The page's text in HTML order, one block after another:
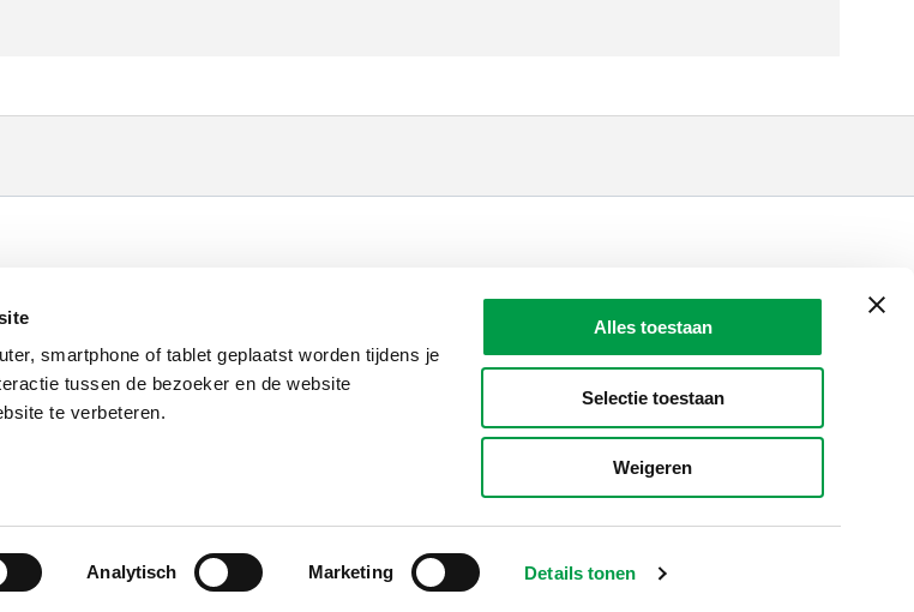
smartphone of tablet geplaatst worden tijdens je
tussen de bezoeker en de website
te verbeteren.
Analytisch Marketing Details tonen
Alles toestaan
Selectie toestaan
Weigeren
Communicatieverplichtingen & logo'sKlachten, meldingen & fraudebestrijding